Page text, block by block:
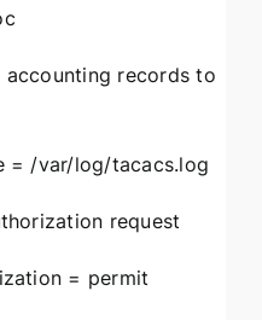
accounting records to
= /var/log/tacacs.log
request
= permit